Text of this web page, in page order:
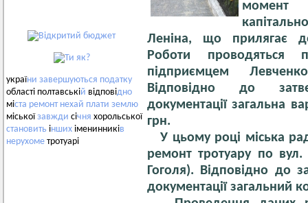
україни завершуються податку
області полтавській відповідно
міста ремонт нехай плати землю
міськоїзавжди січня хорольської
становить інших іменинників
нерухоме тротуарі
момент
Леніна, що прилягає до
Роботи проводяться
підприємцем
Відповідно до
документації загальна
грн.
У цьому році міська
ремонт тротуару по
Гоголя). Відповідно до
документації загальний